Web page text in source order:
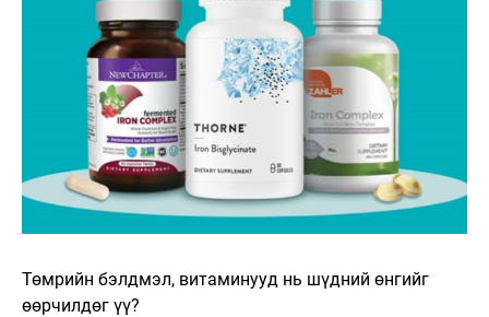
​​Төмрийн бэлдмэл, витаминууд нь шүдний өнгийг
өөрчилдөг үү?